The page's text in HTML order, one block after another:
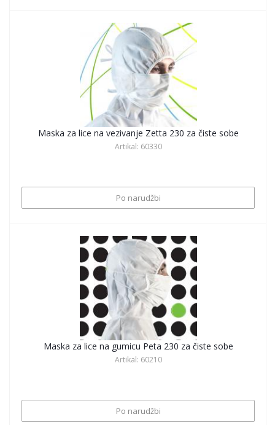
Maska za lice na vezivanje Zetta 230 za čiste sobe
Artikal: 60330
Po narudžbi
Maska za lice na gumicu Peta 230 za čiste sobe
Artikal: 60210
Po narudžbi